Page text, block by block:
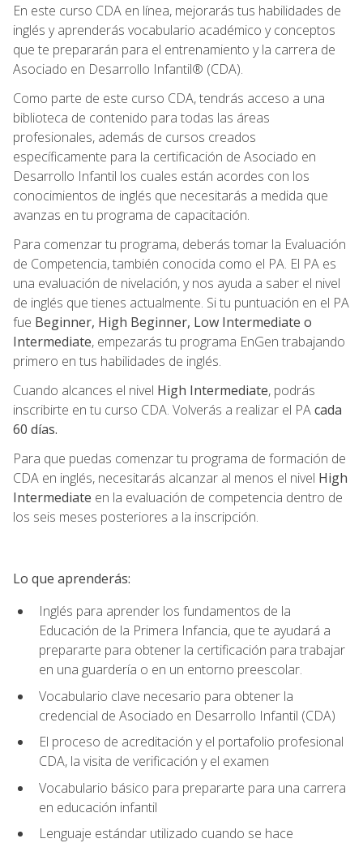
En este curso CDA en línea, mejorarás tus habilidades de
inglés y aprenderás vocabulario académico y conceptos
que te prepararán para el entrenamiento y la carrera de
Asociado en Desarrollo Infantil® (CDA).
Como parte de este curso CDA, tendrás acceso a una
biblioteca de contenido para todas las áreas
profesionales, además de cursos creados
específicamente para la certificación de Asociado en
Desarrollo Infantil los cuales están acordes con los
conocimientos de inglés que necesitarás a medida que
avanzas en tu programa de capacitación.
Para comenzar tu programa, deberás tomar la Evaluación
de Competencia, también conocida como el PA. El PA es
una evaluación de nivelación, y nos ayuda a saber el nivel
de inglés que tienes actualmente. Si tu puntuación en el PA
fue Beginner, High Beginner, Low Intermediate o
Intermediate, empezarás tu programa EnGen trabajando
primero en tus habilidades de inglés.
Cuando alcances el nivel High Intermediate, podrás
inscribirte en tu curso CDA. Volverás a realizar el PAcada
60 días.
Para que puedas comenzar tu programa de formación de
CDA en inglés, necesitarás alcanzar al menos el nivel High
Intermediate en la evaluación de competencia dentro de
los seis meses posteriores a la inscripción.
Lo que aprenderás:
Inglés para aprender los fundamentos de la
Educación de la Primera Infancia, que te ayudará a
prepararte para obtener la certificación para trabajar
en una guardería o en un entorno preescolar.
Vocabulario clave necesario para obtener la
credencial de Asociado en Desarrollo Infantil (CDA)
El proceso de acreditación y el portafolio profesional
CDA, la visita de verificación y el examen
Vocabulario básico para prepararte para una carrera
en educación infantil
Lenguaje estándar utilizado cuando se hace